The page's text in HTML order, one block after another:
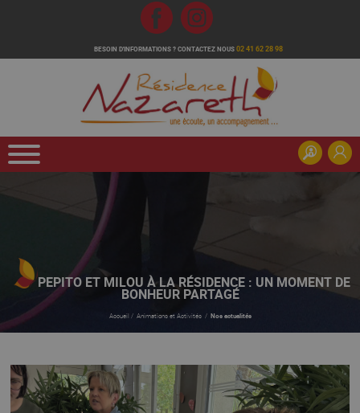
BESOIN D'INFORMATIONS ? CONTACTEZ NOUS 02 41 62 28 98
PEPITO ET MILOU À LA RÉSIDENCE : UN MOMENT DE
BONHEUR PARTAGÉ
Accueil / Animations et Activités/ Nos actualités